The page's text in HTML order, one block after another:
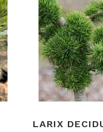
LARIX